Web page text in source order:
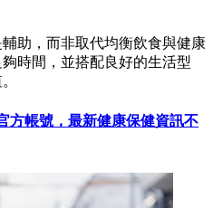
助，而非取代均衡飲食與健康
時間，並搭配良好的生活型
帳號，最新健康保健資訊不